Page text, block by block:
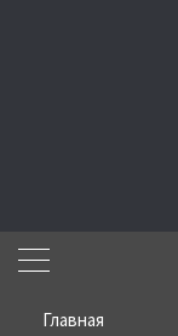
Главная